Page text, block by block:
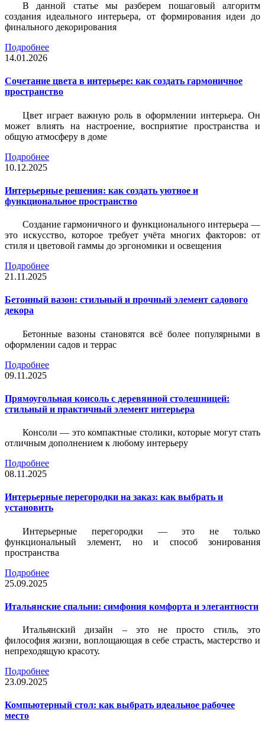
В данной статье мы разберем пошаговый алгоритм
создания идеального интерьера, от формирования идеи до
финального декорирования
Подробнее
14.01.2026
Сочетание цвета в интерьере: как создать гармоничное
пространство
Цвет играет важную роль в оформлении интерьера. Он
может влиять на настроение, восприятие пространства и
общую атмосферу в доме
Подробнее
10.12.2025
Интерьерные решения: как создать уютное и
функциональное пространство
Создание гармоничного и функционального интерьера —
это искусство, которое требует учёта многих факторов: от
стиля и цветовой гаммы до эргономики и освещения
Подробнее
21.11.2025
Бетонный вазон: стильный и прочный элемент садового
декора
Бетонные вазоны становятся всё более популярными в
оформлении садов и террас
Подробнее
09.11.2025
Прямоугольная консоль с деревянной столешницей:
стильный и практичный элемент интерьера
Консоли — это компактные столики, которые могут стать
отличным дополнением к любому интерьеру
Подробнее
08.11.2025
Интерьерные перегородки на заказ: как выбрать и
установить
Интерьерные перегородки — это не только
функциональный элемент, но и способ зонирования
пространства
Подробнее
25.09.2025
Итальянские спальни: симфония комфорта и элегантности
Итальянский дизайн – это не просто стиль, это
философия жизни, воплощающая в себе страсть, мастерство и
непреходящую красоту.
Подробнее
23.09.2025
Компьютерный стол: как выбрать идеальное рабочее
место